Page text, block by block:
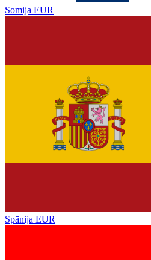
Somija EUR
Spānija EUR